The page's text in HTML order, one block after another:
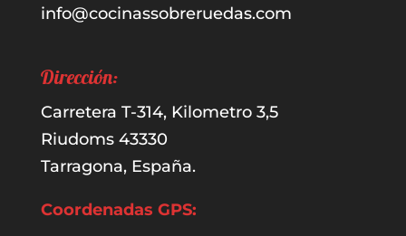
info@cocinassobreruedas.com
Dirección:
Carretera T-314, Kilometro 3,5
Riudoms 43330
Tarragona, España.
Coordenadas GPS: